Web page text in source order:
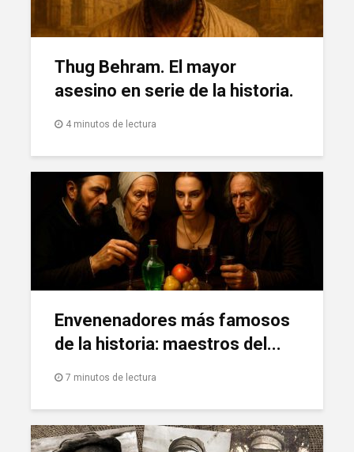
Thug Behram. El mayor
asesino en serie de la historia.
4 minutos de lectura
Envenenadores más famosos
de la historia: maestros del...
7 minutos de lectura